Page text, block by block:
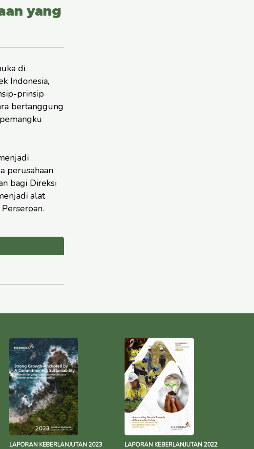
yang
di
Indonesia,
prinsip
bertanggung
perusahaan
bagi Direksi
alat
LAPORAN KEBERLANJUTAN 2023 LAPORAN KEBERLANJUTAN 2022